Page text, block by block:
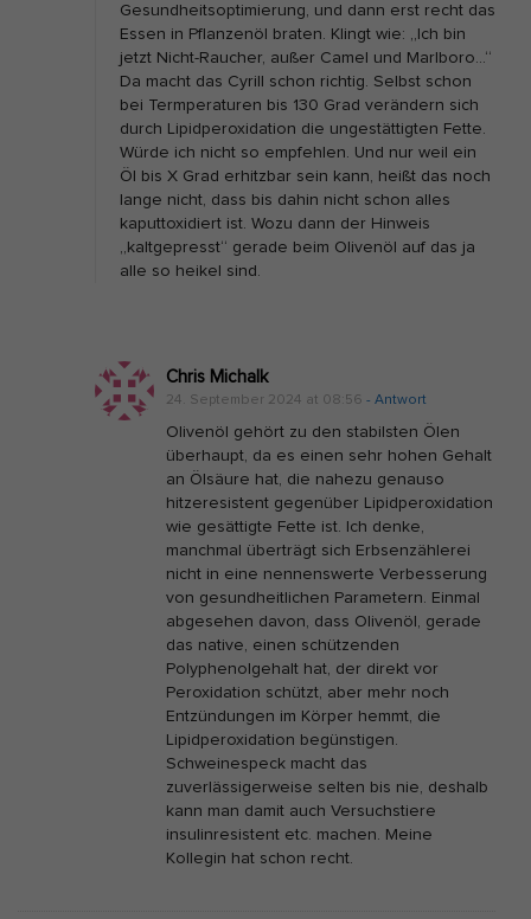
n
s
t
e
h
e
n
l
s
e
Gesundheitsoptimierung, und dann erst recht das
Essen in Pflanzenöl braten. Klingt wie: „Ich bin
jetzt Nicht-Raucher, außer Camel und Marlboro…“
Da macht das Cyrill schon richtig. Selbst schon
bei Termperaturen bis 130 Grad verändern sich
durch Lipidperoxidation die ungestättigten Fette.
Würde ich nicht so empfehlen. Und nur weil ein
Öl bis X Grad erhitzbar sein kann, heißt das noch
lange nicht, dass bis dahin nicht schon alles
kaputtoxidiert ist. Wozu dann der Hinweis
„kaltgepresst“ gerade beim Olivenöl auf das ja
alle so heikel sind.
Chris Michalk
24. September 2024 at 08:56 - Antwort
Olivenöl gehört zu den stabilsten Ölen
überhaupt, da es einen sehr hohen Gehalt
an Ölsäure hat, die nahezu genauso
hitzeresistent gegenüber Lipidperoxidation
wie gesättigte Fette ist. Ich denke,
manchmal überträgt sich Erbsenzählerei
nicht in eine nennenswerte Verbesserung
von gesundheitlichen Parametern. Einmal
abgesehen davon, dass Olivenöl, gerade
das native, einen schützenden
Polyphenolgehalt hat, der direkt vor
Peroxidation schützt, aber mehr noch
Entzündungen im Körper hemmt, die
Lipidperoxidation begünstigen.
Schweinespeck macht das
zuverlässigerweise selten bis nie, deshalb
kann man damit auch Versuchstiere
insulinresistent etc. machen. Meine
Kollegin hat schon recht.